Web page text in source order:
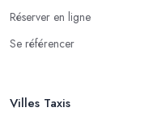
Réserver en ligne
Se référencer
Villes Taxis